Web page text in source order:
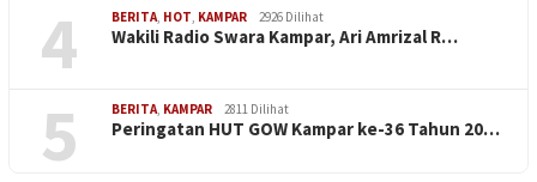
4 BERITA, HOT, KAMPAR 2926 Dilihat
Wakili Radio Swara Kampar, Ari Amrizal R…
5 BERITA, KAMPAR 2811 Dilihat
Peringatan HUT GOW Kampar ke-36 Tahun 20…